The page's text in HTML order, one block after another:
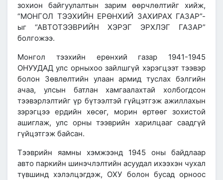
зохион байгуулалтын зарим өөрчлөлтийг хийж,
“МОНГОЛ ТЭЭХИЙН ЕРӨНХИЙ ЗАХИРАХ ГАЗАР”-
ыг “АВТОТЭЭВРИЙН ХЭРЭГ ЭРХЛЭГ ГАЗАР”
болгожээ.
Монгол тээхийн ерөнхий газар
1941-1945
ОНУУДАД улс орныхоо зайлшгүй хэрэгцээт тээвэр
болон Зөвлөлтийн улаан армид туслах бэлгийн
ачаа, улсын батлан хамгаалахтай холбогдсон
тээвэрлэлтийг үр бүтээлтэй гүйцэтгэж ажиллахын
зэрэгцээ ердийн хөсөг, морин өртөөг зохистой
ашиглаж, улс орны тээврийн харилцааг саадгүй
гүйцэтгэж байсан.
Тээврийн яамны хэмжээнд 1945 оны байдлаар
авто паркийн шинэчлэлтийн асуудал ихээхэн чухал
түвшинд хэлэлцэгдэж, ОХУ болон бусад орноос